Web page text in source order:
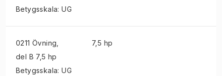
Betygsskala: UG
0211 Övning
del B 7,5 hp
Betygsskala: UG
7,5 hp